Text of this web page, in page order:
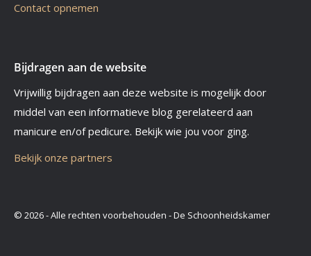
Contact opnemen
Bijdragen aan de website
Vrijwillig bijdragen aan deze website is mogelijk door
middel van een informatieve blog gerelateerd aan
manicure en/of pedicure. Bekijk wie jou voor ging.
Bekijk onze partners
© 2026 - Alle rechten voorbehouden - De Schoonheidskamer